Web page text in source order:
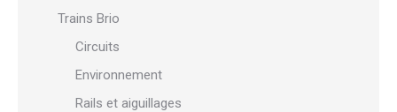
Trains Brio
Circuits
Environnement
Rails et aiguillages